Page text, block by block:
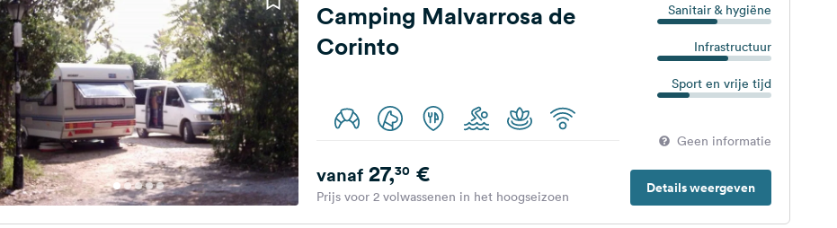
Camping Malvarrosa de
Corinto
Sanitair & hygiëne
Infrastructuur
Sport en vrije tijd
Geen informatie
Details weergeven
vanaf27,30€
Prijs voor 2 volwassenen in het hoogseizoen